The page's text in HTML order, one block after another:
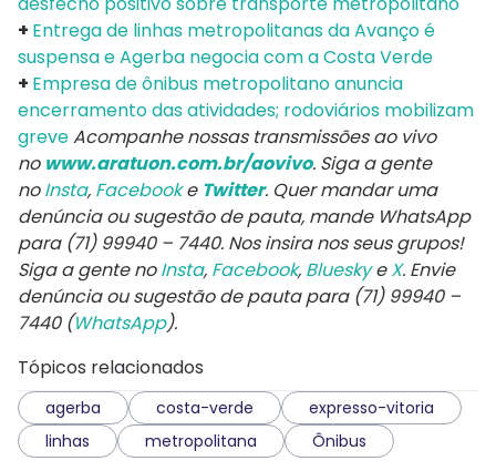
+ Entrega de linhas metropolitanas da Avanço é
suspensa e Agerba negocia com a Costa Verde
+ Empresa de ônibus metropolitano anuncia
encerramento das atividades; rodoviários mobilizam
greveAcompanhe nossas transmissões ao vivo
no www.aratuon.com.br/aovivo. Siga a gente
noInsta, Facebooke Twitter. Quer mandar uma
denúncia ou sugestão de pauta, mande WhatsApp
para (71) 99940 – 7440. Nos insira nos seus grupos!
Siga a gente noInsta, Facebook, BlueskyeX. Envie
denúncia ou sugestão de pauta para (71) 99940 –
7440 (WhatsApp).
Tópicos relacionados
agerba costa-verde
expresso-vitoria
linhas
metropolitana Ônibus